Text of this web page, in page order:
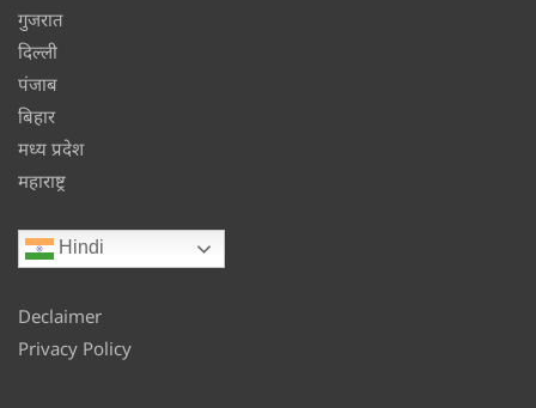
गुजरात
दिल्ली
पंजाब
बिहार
मध्य प्रदेश
महाराष्ट्र
Hindi
Declaimer
Privacy Policy